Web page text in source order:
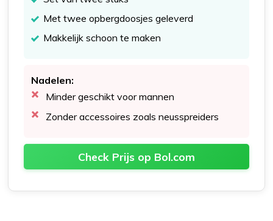
Met twee opbergdoosjes geleverd
Makkelijk schoon te maken
Nadelen:
Minder geschikt voor mannen
Zonder accessoires zoals neusspreiders
Check Prijs op Bol.com